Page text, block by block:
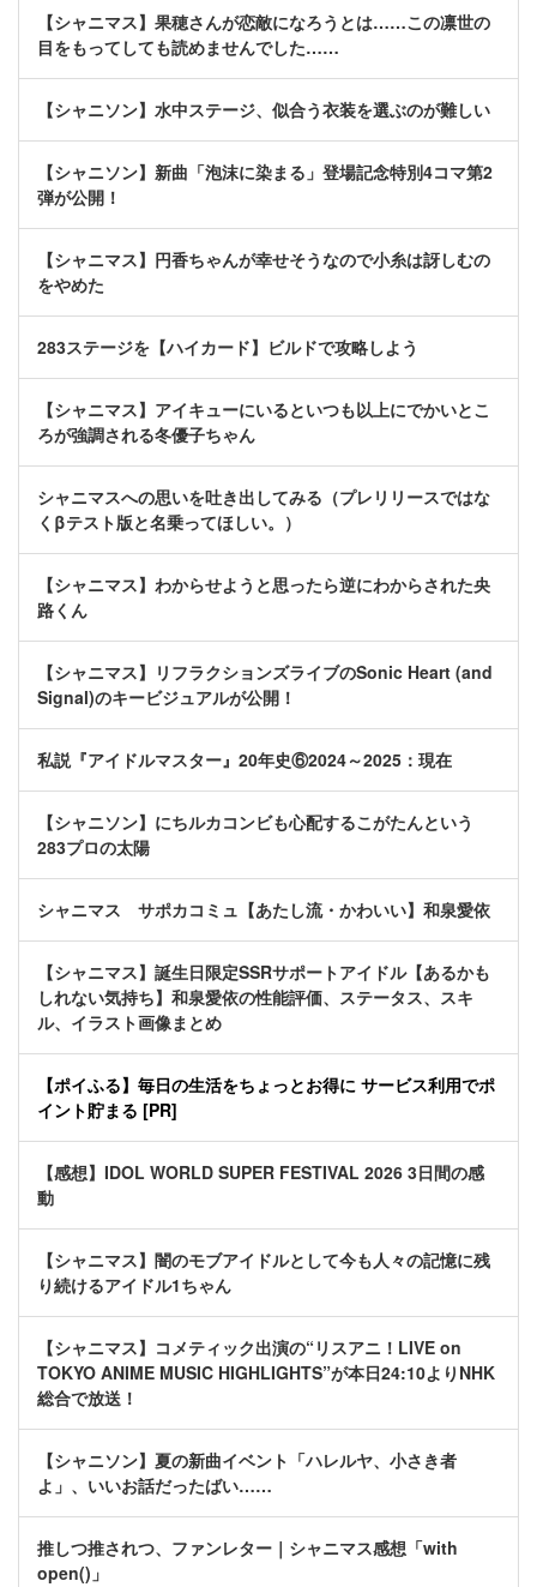
【シャニマス】果穂さんが恋敵になろうとは……この凛世の
目をもってしても読めませんでした……
【シャニソン】水中ステージ、似合う衣装を選ぶのが難しい
【シャニソン】新曲「泡沫に染まる」登場記念特別4コマ第2
弾が公開！
【シャニマス】円香ちゃんが幸せそうなので小糸は訝しむの
をやめた
283ステージを【ハイカード】ビルドで攻略しよう
【シャニマス】アイキューにいるといつも以上にでかいとこ
ろが強調される冬優子ちゃん
シャニマスへの思いを吐き出してみる（プレリリースではな
くβテスト版と名乗ってほしい。）
【シャニマス】わからせようと思ったら逆にわからされた央
路くん
【シャニマス】リフラクションズライブのSonic Heart (and
Signal)のキービジュアルが公開！
私説『アイドルマスター』20年史⑥2024～2025：現在
【シャニソン】にちルカコンビも心配するこがたんという
283プロの太陽
シャニマス サポカコミュ【あたし流・かわいい】和泉愛依
【シャニマス】誕生日限定SSRサポートアイドル【あるかも
しれない気持ち】和泉愛依の性能評価、ステータス、スキ
ル、イラスト画像まとめ
【ポイふる】毎日の生活をちょっとお得に サービス利用でポ
イント貯まる [PR]
【感想】IDOL WORLD SUPER FESTIVAL 2026 3日間の感
動
【シャニマス】闇のモブアイドルとして今も人々の記憶に残
り続けるアイドル1ちゃん
【シャニマス】コメティック出演の“リスアニ！LIVE on
TOKYO ANIME MUSIC HIGHLIGHTS”が本日24:10よりNHK
総合で放送！
【シャニソン】夏の新曲イベント「ハレルヤ、小さき者
よ」、いいお話だったばい……
推しつ推されつ、ファンレター｜シャニマス感想「with
open()」